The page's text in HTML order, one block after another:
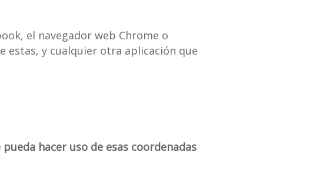
el navegador web Chrome o
estas, y cualquier otra aplicación que
hacer uso de esas coordenadas